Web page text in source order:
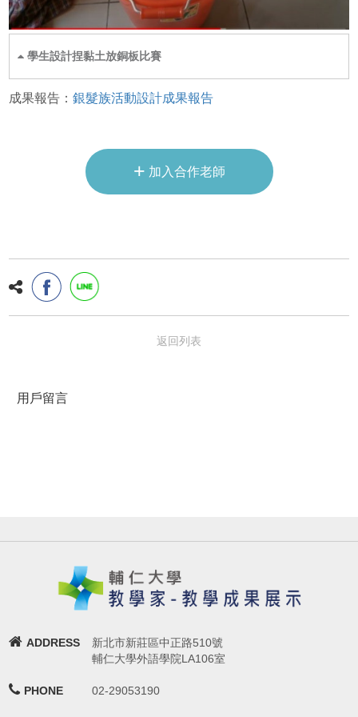
學生設計捏黏土放銅板比賽
成果報告：銀髮族活動設計成果報告
+ 加入合作老師
返回列表
用戶留言
ADDRESS
新北市新莊區中正路510號
輔仁大學外語學院LA106室
PHONE 02-29053190